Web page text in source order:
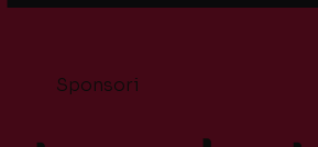
Sponsori